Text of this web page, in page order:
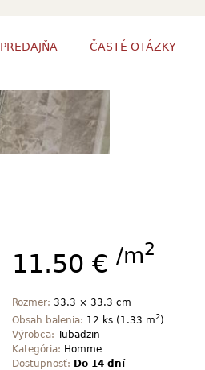
PREDAJŇA ČASTÉ OTÁZKY
11.50 € /m2
Rozmer: 33.3 × 33.3 cm
Obsah balenia: 12 ks (1.33 m2)
Výrobca: Tubadzin
Kategória: Homme
Dostupnosť: Do 14 dní